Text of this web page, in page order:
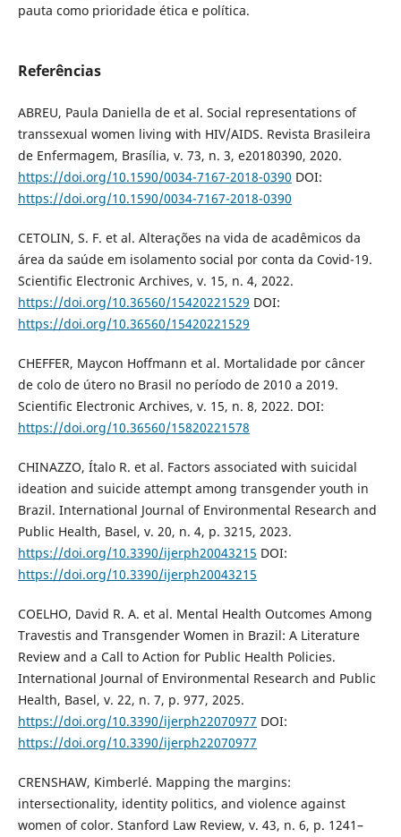
pauta como prioridade ética e política.
Referências
ABREU, Paula Daniella de et al. Social representations of
transsexual women living with HIV/AIDS. Revista Brasileira
de Enfermagem, Brasília, v. 73, n. 3, e20180390, 2020.
https://doi.org/10.1590/0034-7167-2018-0390 DOI:
https://doi.org/10.1590/0034-7167-2018-0390
CETOLIN, S. F. et al. Alterações na vida de acadêmicos da
área da saúde em isolamento social por conta da Covid-19.
Scientific Electronic Archives, v. 15, n. 4, 2022.
https://doi.org/10.36560/15420221529 DOI:
https://doi.org/10.36560/15420221529
CHEFFER, Maycon Hoffmann et al. Mortalidade por câncer
de colo de útero no Brasil no período de 2010 a 2019.
Scientific Electronic Archives, v. 15, n. 8, 2022. DOI:
https://doi.org/10.36560/15820221578
CHINAZZO, Ítalo R. et al. Factors associated with suicidal
ideation and suicide attempt among transgender youth in
Brazil. International Journal of Environmental Research and
Public Health, Basel, v. 20, n. 4, p. 3215, 2023.
https://doi.org/10.3390/ijerph20043215 DOI:
https://doi.org/10.3390/ijerph20043215
COELHO, David R. A. et al. Mental Health Outcomes Among
Travestis and Transgender Women in Brazil: A Literature
Review and a Call to Action for Public Health Policies.
International Journal of Environmental Research and Public
Health, Basel, v. 22, n. 7, p. 977, 2025.
https://doi.org/10.3390/ijerph22070977 DOI:
https://doi.org/10.3390/ijerph22070977
CRENSHAW, Kimberlé. Mapping the margins:
intersectionality, identity politics, and violence against
women of color. Stanford Law Review, v. 43, n. 6, p. 1241–